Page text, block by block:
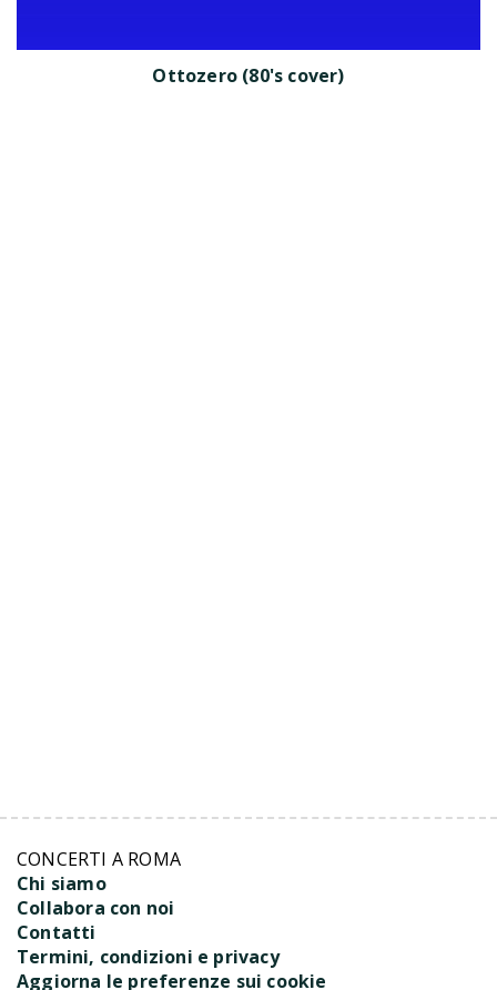
Ottozero (80's cover)
CONCERTI A ROMA
Chi siamo
Collabora con noi
Contatti
Termini, condizioni e privacy
Aggiorna le preferenze sui cookie